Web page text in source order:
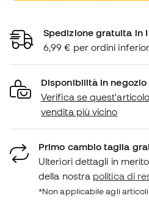
Spedizione gratuita in
6,99 € per ordini
Disponibilità in negozio
Verifica se
vendita più vicino
Primo cambio taglia
Ulteriori dettagli in
della nostra politica di
*Non applicabile agli articoli